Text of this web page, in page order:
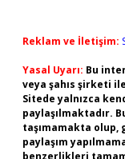
Reklam ve İletişim:
Yasal Uyarı: Bu
veya şahıs şirketi
Sitede yalnızca
paylaşılmaktadır.
taşımamakta olup,
paylaşım
benzerlikleri